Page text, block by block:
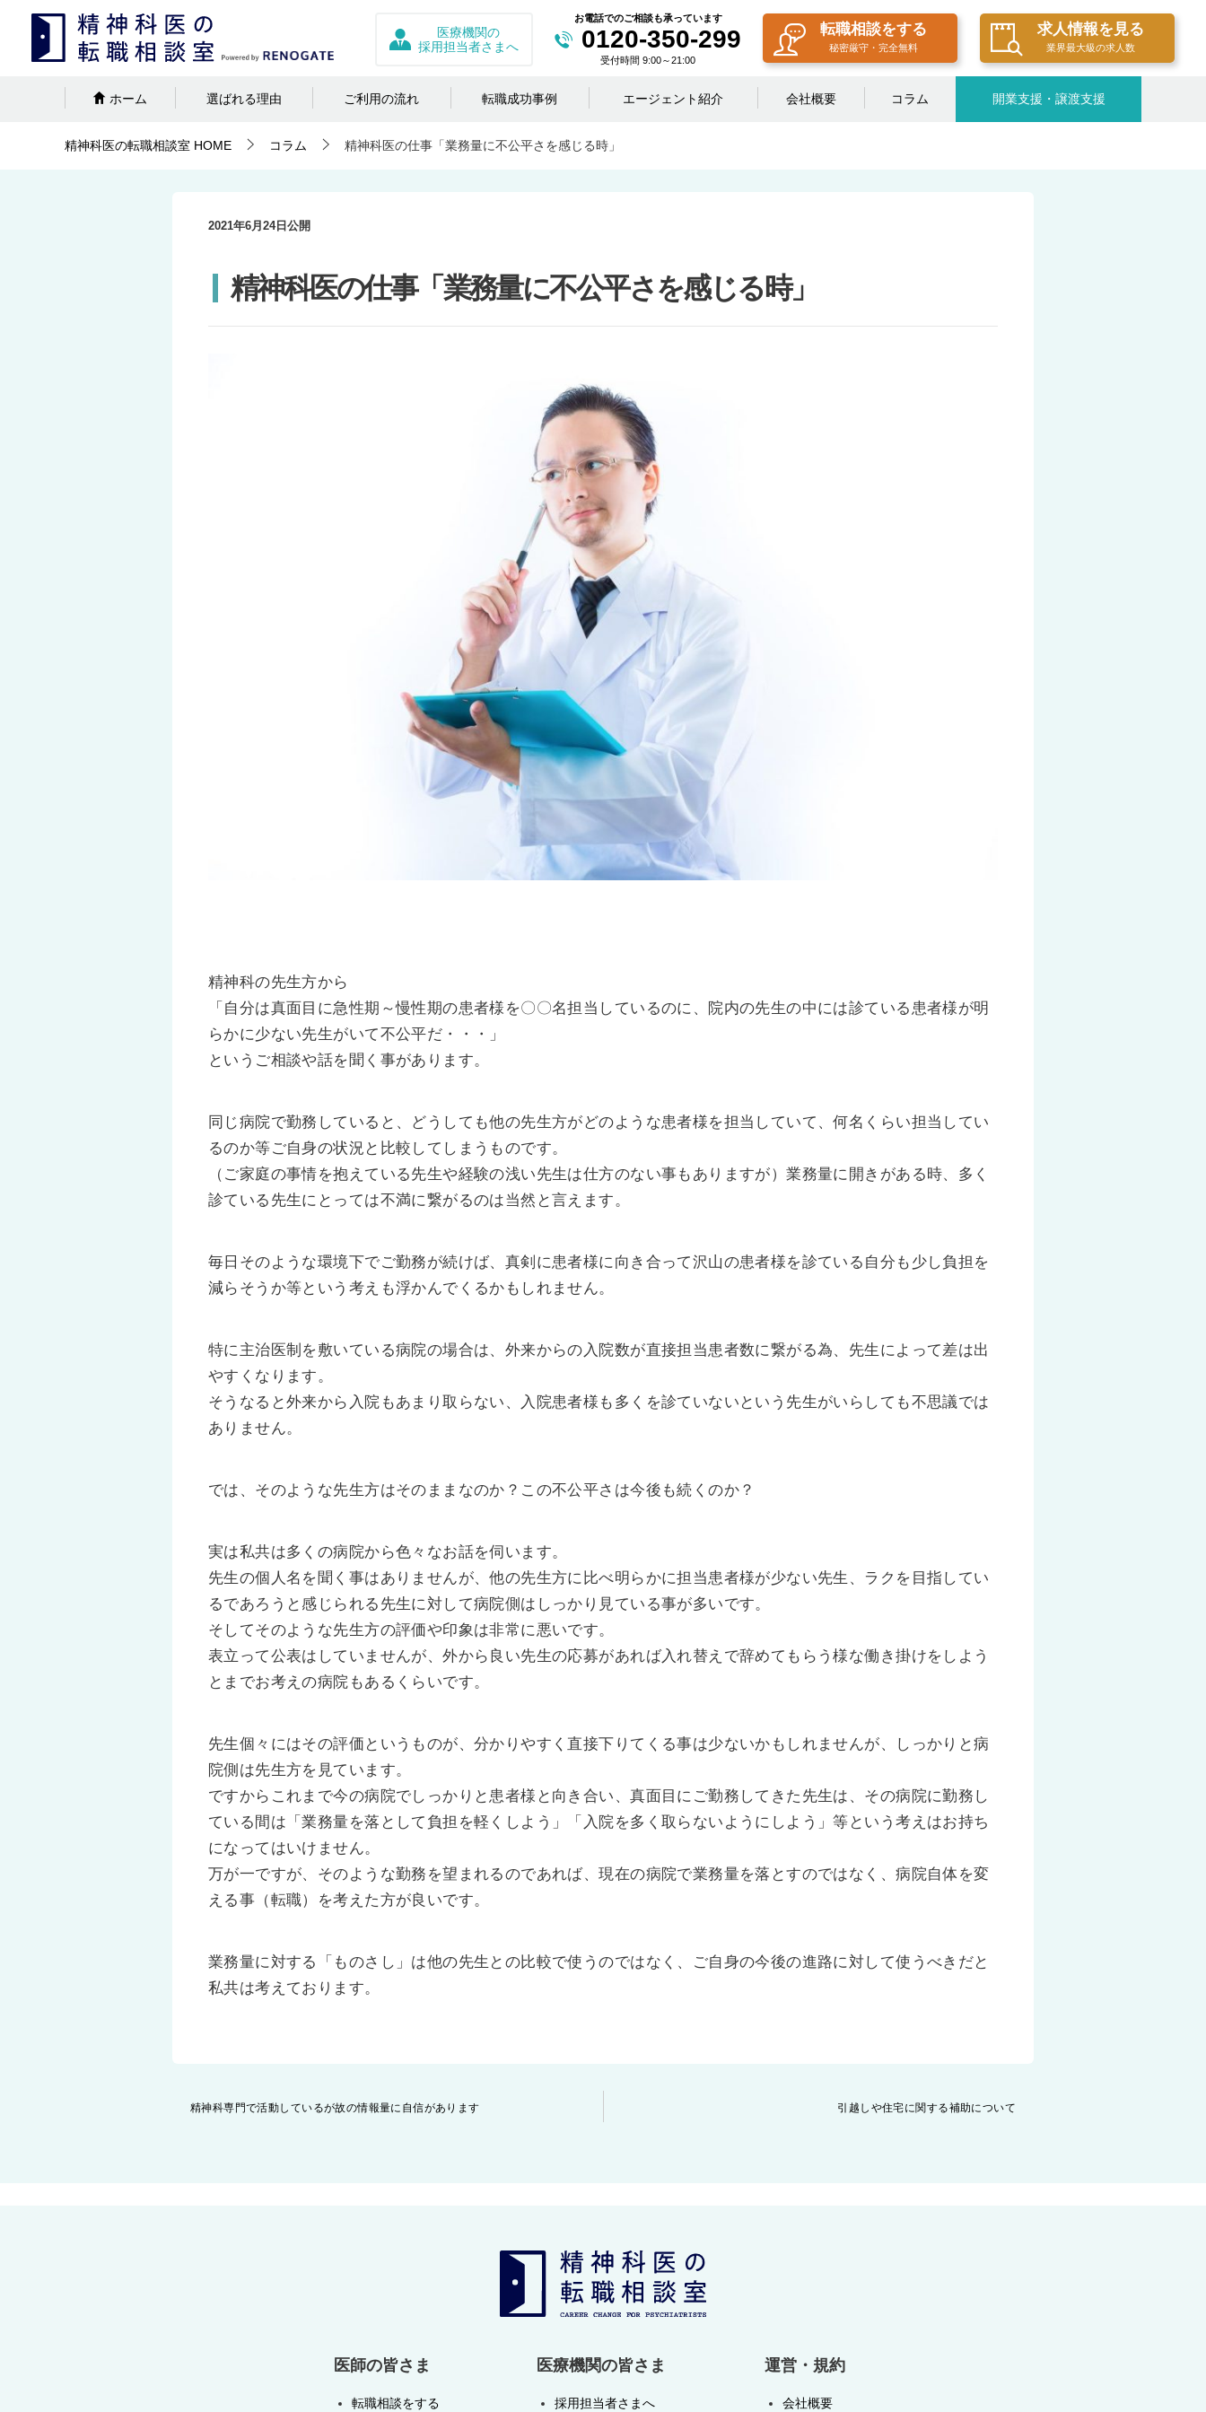
転職相談をする
秘密厳守・完全無料
求人情報を見る
業界最大級の求人数
お電話でのご相談も承っています
0120-350-299
受付時間 9:00～21:00
医療機関の
採用担当者さまへ
ホーム 選ばれる理由 ご利用の流れ 転職成功事例 エージェント紹介 会社概要 コラム 開業支援・譲渡支援
精神科医の転職相談室 HOME コラム 精神科医の仕事「業務量に不公平さを感じる時」
2021年6月24日 公開
精神科医の仕事「業務量に不公平さを感じる時」
精神科の先生方から
「自分は真面目に急性期～慢性期の患者様を〇〇名担当しているのに、院内の先生の中には診ている患者様が明
らかに少ない先生がいて不公平だ・・・」
というご相談や話を聞く事があります。
同じ病院で勤務していると、どうしても他の先生方がどのような患者様を担当していて、何名くらい担当してい
るのか等ご自身の状況と比較してしまうものです。
（ご家庭の事情を抱えている先生や経験の浅い先生は仕方のない事もありますが）業務量に開きがある時、多く
診ている先生にとっては不満に繋がるのは当然と言えます。
毎日そのような環境下でご勤務が続けば、真剣に患者様に向き合って沢山の患者様を診ている自分も少し負担を
減らそうか等という考えも浮かんでくるかもしれません。
特に主治医制を敷いている病院の場合は、外来からの入院数が直接担当患者数に繋がる為、先生によって差は出
やすくなります。
そうなると外来から入院もあまり取らない、入院患者様も多くを診ていないという先生がいらしても不思議では
ありません。
では、そのような先生方はそのままなのか？この不公平さは今後も続くのか？
実は私共は多くの病院から色々なお話を伺います。
先生の個人名を聞く事はありませんが、他の先生方に比べ明らかに担当患者様が少ない先生、ラクを目指してい
るであろうと感じられる先生に対して病院側はしっかり見ている事が多いです。
そしてそのような先生方の評価や印象は非常に悪いです。
表立って公表はしていませんが、外から良い先生の応募があれば入れ替えで辞めてもらう様な働き掛けをしよう
とまでお考えの病院もあるくらいです。
先生個々にはその評価というものが、分かりやすく直接下りてくる事は少ないかもしれませんが、しっかりと病
院側は先生方を見ています。
ですからこれまで今の病院でしっかりと患者様と向き合い、真面目にご勤務してきた先生は、その病院に勤務し
ている間は「業務量を落として負担を軽くしよう」「入院を多く取らないようにしよう」等という考えはお持ち
になってはいけません。
万が一ですが、そのような勤務を望まれるのであれば、現在の病院で業務量を落とすのではなく、病院自体を変
える事（転職）を考えた方が良いです。
業務量に対する「ものさし」は他の先生との比較で使うのではなく、ご自身の今後の進路に対して使うべきだと
私共は考えております。
投精神科専門で活動しているが故の情報量に自信があります 引越しや住宅に関する補助について
医師の皆さま
転職相談をする
医療機関の皆さま
採用担当者さまへ
運営・規約
会社概要